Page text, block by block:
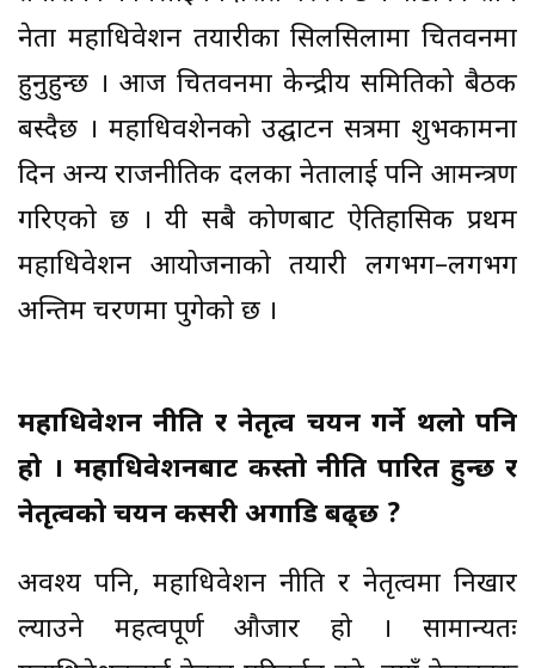
नेता महाधिवेशन तयारीका सिलसिलामा चितवनमा
हुनुहुन्छ । आज चितवनमा केन्द्रीय समितिको बैठक
बस्दैछ । महाधिवशेनको उद्घाटन सत्रमा शुभकामना
दिन अन्य राजनीतिक दलका नेतालाई पनि आमन्त्रण
गरिएको छ । यी सबै कोणबाट ऐतिहासिक प्रथम
महाधिवेशन आयोजनाको तयारी लगभग–लगभग
अन्तिम चरणमा पुगेको छ ।
महाधिवेशन नीति र नेतृत्व चयन गर्ने थलो पनि
हो । महाधिवेशनबाट कस्तो नीति पारित हुन्छ र
नेतृत्वको चयन कसरी अगाडि बढ्छ ?
अवश्य पनि, महाधिवेशन नीति र नेतृत्वमा निखार
ल्याउने महत्वपूर्ण औजार हो । सामान्यतः